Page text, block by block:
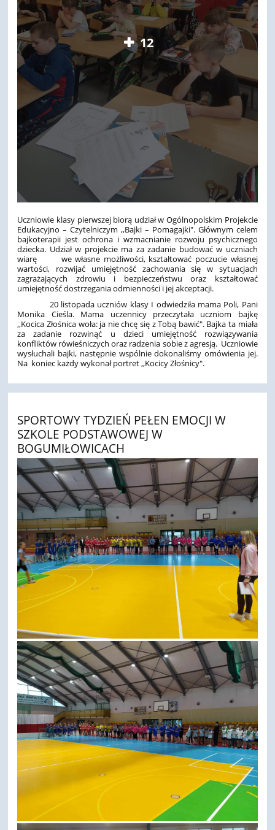
12
Uczniowie klasy pierwszej biorą udział w Ogólnopolskim Projekcie
Edukacyjno – Czytelniczym ,,Bajki – Pomagajki". Głównym celem
bajkoterapii jest ochrona i wzmacnianie rozwoju psychicznego
dziecka. Udział w projekcie ma za zadanie budować w uczniach
wiarę we własne możliwości, kształtować poczucie własnej
wartości, rozwijać umiejętność zachowania się w sytuacjach
zagrażających zdrowiu i bezpieczeństwu oraz kształtować
umiejętność dostrzegania odmienności i jej akceptacji.
20 listopada uczniów klasy I odwiedziła mama Poli, Pani
Monika Cieśla. Mama uczennicy przeczytała uczniom bajkę
,,Kocica Złośnica woła: ja nie chcę się z Tobą bawić". Bajka ta miała
za zadanie rozwinąć u dzieci umiejętność rozwiązywania
konfliktów rówieśniczych oraz radzenia sobie z agresją. Uczniowie
wysłuchali bajki, następnie wspólnie dokonaliśmy omówienia jej.
Na koniec każdy wykonał portret ,,Kocicy Złośnicy".
SPORTOWY TYDZIEŃ PEŁEN EMOCJI W
SZKOLE PODSTAWOWEJ W
BOGUMIŁOWICACH